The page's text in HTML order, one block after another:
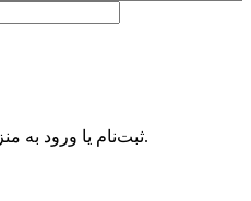
ثبت‌نام یا ورود بهاست.